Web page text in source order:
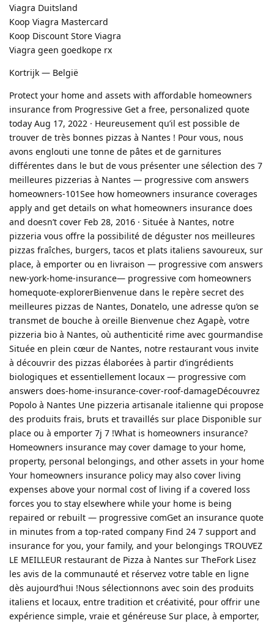
Viagra Duitsland
Koop Viagra Mastercard
Koop Discount Store Viagra
Viagra geen goedkope rx
Kortrijk — België
Protect your home and assets with affordable homeowners
insurance from Progressive Get a free, personalized quote
today Aug 17, 2022 · Heureusement qu’il est possible de
trouver de très bonnes pizzas à Nantes ! Pour vous, nous
avons englouti une tonne de pâtes et de garnitures
différentes dans le but de vous présenter une sélection des 7
meilleures pizzerias à Nantes — progressive com answers
homeowners-101See how homeowners insurance coverages
apply and get details on what homeowners insurance does
and doesn’t cover Feb 28, 2016 · Située à Nantes, notre
pizzeria vous offre la possibilité de déguster nos meilleures
pizzas fraîches, burgers, tacos et plats italiens savoureux, sur
place, à emporter ou en livraison — progressive com answers
new-york-home-insurance— progressive com homeowners
homequote-explorerBienvenue dans le repère secret des
meilleures pizzas de Nantes, Donatelo, une adresse qu’on se
transmet de bouche à oreille Bienvenue chez Agapè, votre
pizzeria bio à Nantes, où authenticité rime avec gourmandise
Située en plein cœur de Nantes, notre restaurant vous invite
à découvrir des pizzas élaborées à partir d’ingrédients
biologiques et essentiellement locaux — progressive com
answers does-home-insurance-cover-roof-damageDécouvrez
Popolo à Nantes Une pizzeria artisanale italienne qui propose
des produits frais, bruts et travaillés sur place Disponible sur
place ou à emporter 7j 7 !What is homeowners insurance?
Homeowners insurance may cover damage to your home,
property, personal belongings, and other assets in your home
Your homeowners insurance policy may also cover living
expenses above your normal cost of living if a covered loss
forces you to stay elsewhere while your home is being
repaired or rebuilt — progressive comGet an insurance quote
in minutes from a top-rated company Find 24 7 support and
insurance for you, your family, and your belongings TROUVEZ
LE MEILLEUR restaurant de Pizza à Nantes sur TheFork Lisez
les avis de la communauté et réservez votre table en ligne
dès aujourd’hui !Nous sélectionnons avec soin des produits
italiens et locaux, entre tradition et créativité, pour offrir une
expérience simple, vraie et généreuse Sur place, à emporter,